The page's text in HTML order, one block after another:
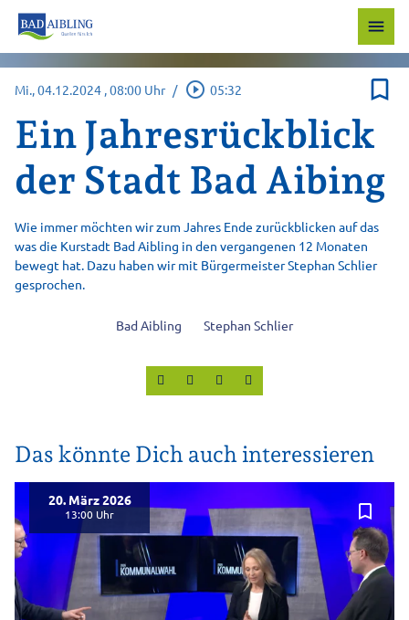
menu
Mi., 04.12.2024 , 08:00 Uhr / play_circle_outline 05:32 bookmark_border
Ein Jahresrückblick
der Stadt Bad Aibing
Wie immer möchten wir zum Jahres Ende zurückblicken auf das
was die Kurstadt Bad Aibling in den vergangenen 12 Monaten
bewegt hat. Dazu haben wir mit Bürgermeister Stephan Schlier
gesprochen.
Bad Aibling Stephan Schlier
Das könnte Dich auch interessieren
bookmark_border
20. März 2026
13:00